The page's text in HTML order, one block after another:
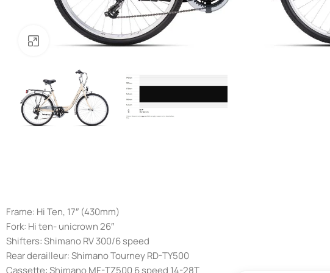
Noklikšķiniet, lai palielinātu
Frame: Hi Ten, 17″ (430mm)
Fork: Hi ten- unicrown 26″
Shifters: Shimano RV 300/6 speed
Rear derailleur: Shimano Tourney RD-TY500
Cassette: Shimano MF-TZ500 6 speed 14-28T